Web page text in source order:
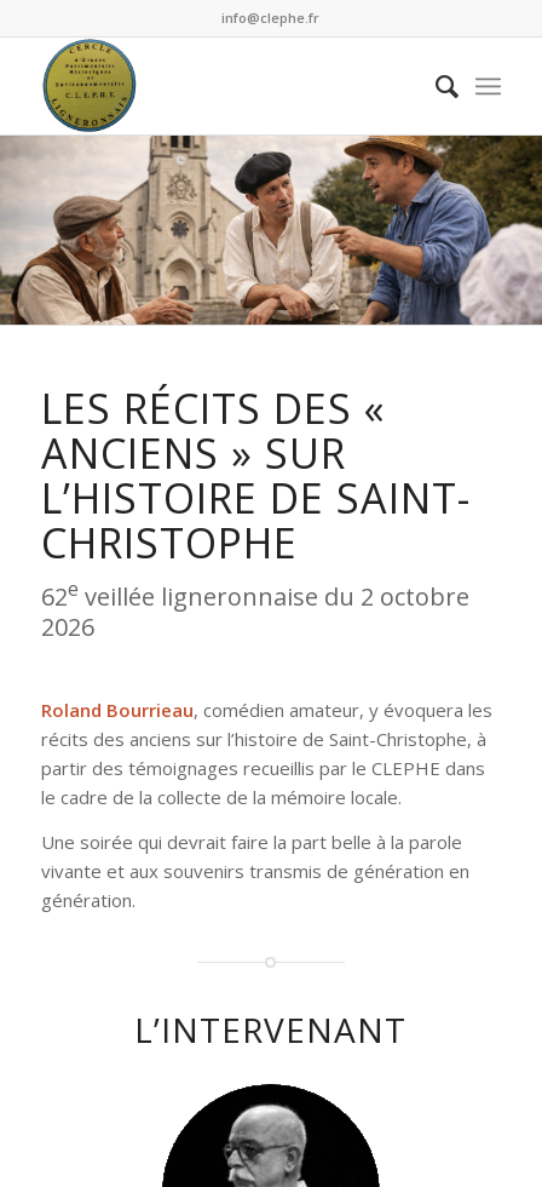
info@clephe.fr
LES RÉCITS DES «
ANCIENS » SUR
L’HISTOIRE DE SAINT-
CHRISTOPHE
62e veillée ligneronnaise du 2 octobre
2026
Roland Bourrieau, comédien amateur, y évoquera les
récits des anciens sur l’histoire de Saint-Christophe, à
partir des témoignages recueillis par le CLEPHE dans
le cadre de la collecte de la mémoire locale.
Une soirée qui devrait faire la part belle à la parole
vivante et aux souvenirs transmis de génération en
génération.
L’INTERVENANT